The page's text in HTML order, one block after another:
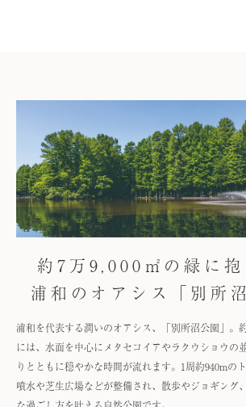
約7万9,000㎡の緑に抱
浦和のオアシス「別所
浦和を代表する潤いのオアシス、「別所沼公園」。
には、水面を中心にメタセコイアやラクウショウの
りとともに穏やかな時間が流れます。1周約940mの
噴水や芝生広場などが整備され、散歩やジョギング